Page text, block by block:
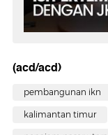
(acd/acd)
pembangunan ikn
kalimantan timur